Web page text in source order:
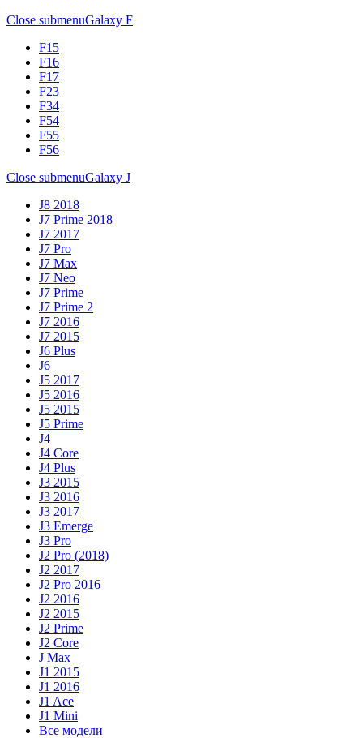
Close submenuGalaxy F
F15
F16
F17
F23
F34
F54
F55
F56
Close submenuGalaxy J
J8 2018
J7 Prime 2018
J7 2017
J7 Pro
J7 Max
J7 Neo
J7 Prime
J7 Prime 2
J7 2016
J7 2015
J6 Plus
J6
J5 2017
J5 2016
J5 2015
J5 Prime
J4
J4 Core
J4 Plus
J3 2015
J3 2016
J3 2017
J3 Emerge
J3 Pro
J2 Pro (2018)
J2 2017
J2 Pro 2016
J2 2016
J2 2015
J2 Prime
J2 Core
J Max
J1 2015
J1 2016
J1 Ace
J1 Mini
Все модели